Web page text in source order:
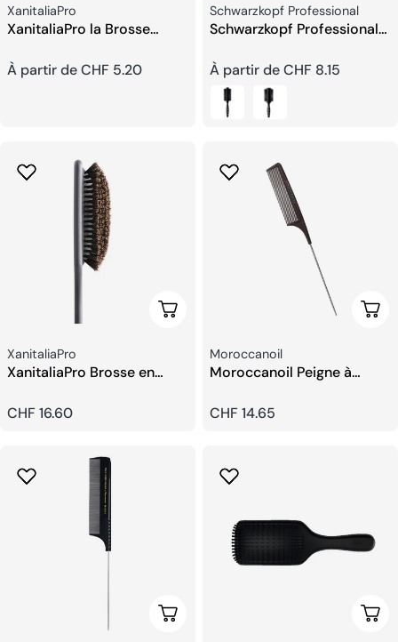
Fournisseur:
XanitaliaPro
XanitaliaPro la Brosse
Prix
À partir de CHF 5.20
Fournisseur:
Schwarzkopf Professional
Schwarzkopf Professional
Prix
habituel
À partir de CHF 8.15
Ajouter Au Panier
Fournisseur:
XanitaliaPro
XanitaliaPro Brosse en
Prix
CHF 16.60
Fournisseur:
Moroccanoil
Moroccanoil Peigne à
Prix
CHF 14.65
Choisissez Les Options